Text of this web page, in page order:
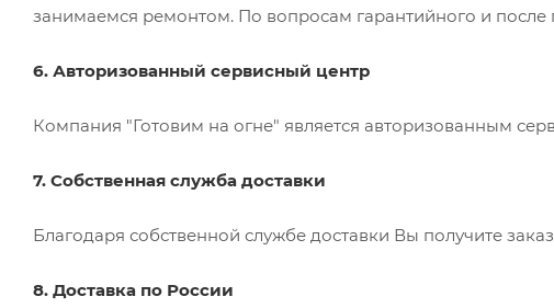
занимаемся ремонтом. По вопросам гарантийного и после
6. Авторизованный сервисный центр
Компания "Готовим на огне" является авторизованным
7. Собственная служба доставки
Благодаря собственной службе доставки Вы получите
8. Доставка по России